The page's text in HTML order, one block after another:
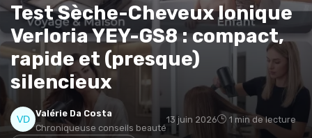
Test Sèche-Cheveux Ionique
Verloria YEY-GS8 : compact,
rapide et (presque)
silencieux
Valérie Da Costa
Chroniqueuse conseils beauté
13 juin 2026 1 min de lecture